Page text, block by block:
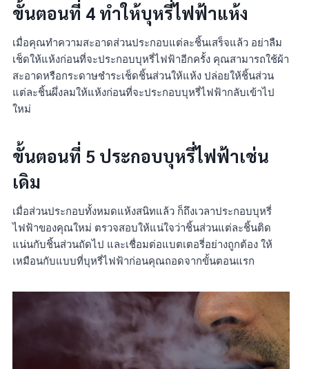
ขั้นตอนที่ 4 ทำให้บุหรี่ไฟฟ้าแห้ง
เมื่อคุณทำความสะอาดส่วนประกอบแต่ละชิ้นเสร็จแล้ว อย่าลืม
เช็ดให้แห้งก่อนที่จะประกอบบุหรี่ไฟฟ้าอีกครั้ง คุณสามารถใช้ผ้า
สะอาดหรือกระดาษชำระเช็ดชิ้นส่วนให้แห้ง ปล่อยให้ชิ้นส่วน
แต่ละชิ้นผึ่งลมให้แห้งก่อนที่จะประกอบบุหรี่ไฟฟ้ากลับเข้าไป
ใหม่
ขั้นตอนที่ 5 ประกอบบุหรี่ไฟฟ้าเช่น
เดิม
เมื่อส่วนประกอบทั้งหมดแห้งสนิทแล้ว ก็ถึงเวลาประกอบบุหรี่
ไฟฟ้าของคุณใหม่ ตรวจสอบให้แน่ใจว่าชิ้นส่วนแต่ละชิ้นติด
แน่นกับชิ้นส่วนถัดไป และเชื่อมต่อแบตเตอรี่อย่างถูกต้อง ให้
เหมือนกับแบบที่บุหรี่ไฟฟ้าก่อนคุณถอดจากขั้นตอนแรก